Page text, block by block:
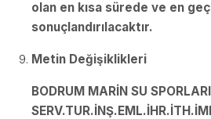
olan en kısa sürede ve en
sonuçlandırılacaktır.
Metin Değişiklikleri
BODRUM MARİN SU